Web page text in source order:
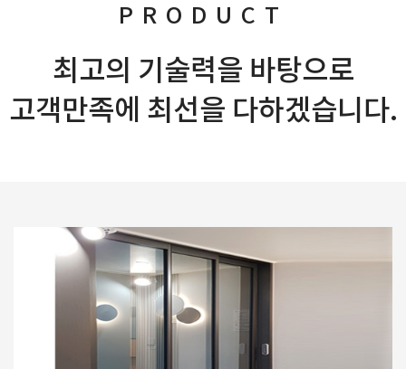
PRODUCT
최고의 기술력을 바탕으로
고객만족에 최선을 다하겠습니다.